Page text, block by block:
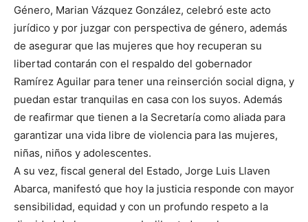
Género, Marian Vázquez González, celebró este acto
jurídico y por juzgar con perspectiva de género, además
de asegurar que las mujeres que hoy recuperan su
libertad contarán con el respaldo del gobernador
Ramírez Aguilar para tener una reinserción social digna, y
puedan estar tranquilas en casa con los suyos. Además
de reafirmar que tienen a la Secretaría como aliada para
garantizar una vida libre de violencia para las mujeres,
niñas, niños y adolescentes.
A su vez, fiscal general del Estado, Jorge Luis Llaven
Abarca, manifestó que hoy la justicia responde con mayor
sensibilidad, equidad y con un profundo respeto a la